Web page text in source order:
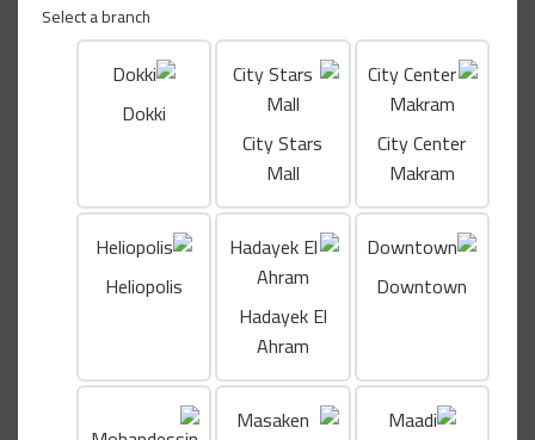
Select a branch
City Center
Makram
City Stars
Mall
Dokki
Downtown
Hadayek El
Ahram
Heliopolis
الوصف
الوصف
مكس من الجبن، إيمنتال، شيدر، موتزاريلا، مع طماطم مجففه في تجربة
تستحق التجربة
Shipping & Delivery
منتجات ذات صلة
تركي مدخن مع إمنتال تونة باجيت أسمر